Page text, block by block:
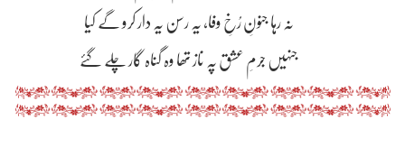
نہ رہا جنونِ رُخِ وفا، یہ رسن یہ دار کرو گے کیا
جنہیں جرمِ عشق پہ ناز تھا وہ گناہ گار چلے گئے